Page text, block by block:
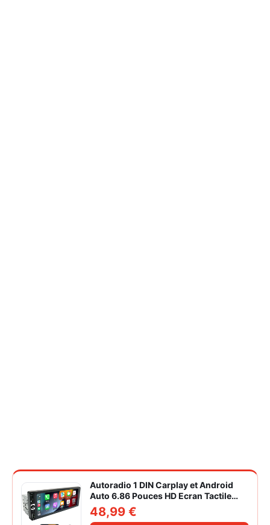
Autoradio 1 DIN Carplay et Android
Auto 6.86 Pouces HD Ecran Tactile
Poste Radio Voiture Soutien Lien
Miroir iOS/Android/Radio FM/USB/EQ
48,99 €